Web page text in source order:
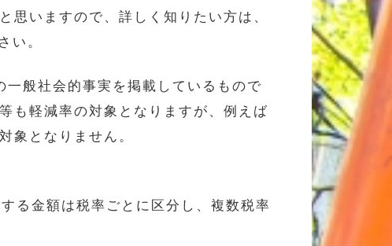
いますので、詳しく知りたい方は、
い。
般社会的事実を掲載しているもので
も軽減率の対象となりますが、例えば
象となりません。
る金額は税率ごとに区分し、複数税率